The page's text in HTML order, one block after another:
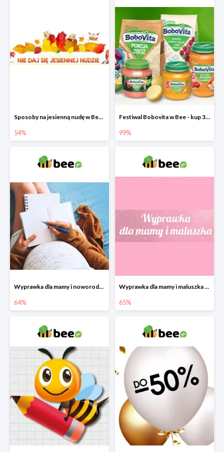
Sposoby na jesienną nudę w Bee do -54%
54%
Festiwal Bobovita w Bee - kup 3 produkty a 4. otrzymasz 99% taniej
99%
Wyprawka dla mamy i noworodka w Bee do -64%
64%
Wyprawka dla mamy i maluszka w Bee do -65%
65%